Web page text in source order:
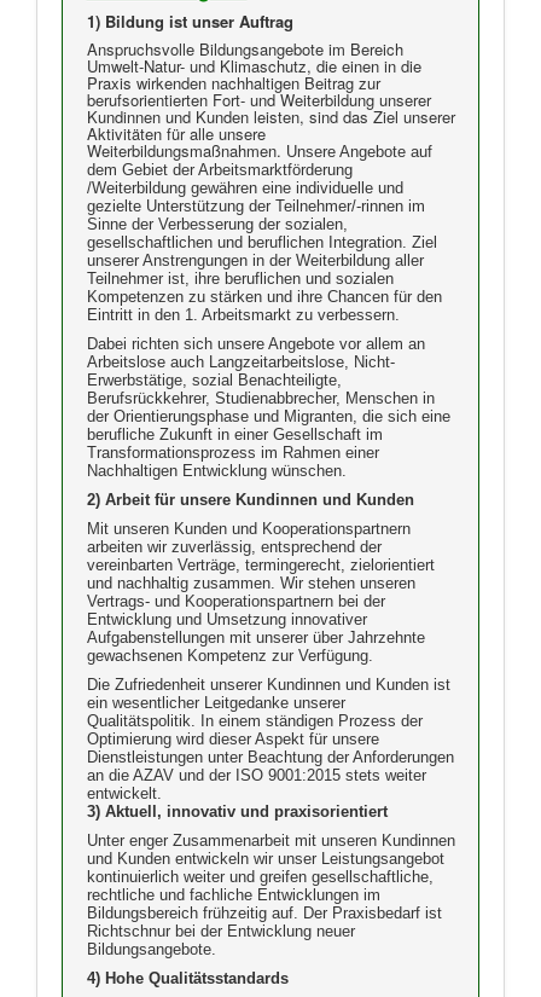
1) Bildung ist unser Auftrag
Anspruchsvolle Bildungsangebote im Bereich
Umwelt-Natur- und Klimaschutz, die einen in die
Praxis wirkenden nachhaltigen Beitrag zur
berufsorientierten Fort- und Weiterbildung unserer
Kundinnen und Kunden leisten, sind das Ziel unserer
Aktivitäten für alle unsere
Weiterbildungsmaßnahmen. Unsere Angebote auf
dem Gebiet der Arbeitsmarktförderung
/Weiterbildung gewähren eine individuelle und
gezielte Unterstützung der Teilnehmer/-rinnen im
Sinne der Verbesserung der sozialen,
gesellschaftlichen und beruflichen Integration. Ziel
unserer Anstrengungen in der Weiterbildung aller
Teilnehmer ist, ihre beruflichen und sozialen
Kompetenzen zu stärken und ihre Chancen für den
Eintritt in den 1. Arbeitsmarkt zu verbessern.
Dabei richten sich unsere Angebote vor allem an
Arbeitslose auch Langzeitarbeitslose, Nicht-
Erwerbstätige, sozial Benachteiligte,
Berufsrückkehrer, Studienabbrecher, Menschen in
der Orientierungsphase und Migranten, die sich eine
berufliche Zukunft in einer Gesellschaft im
Transformationsprozess im Rahmen einer
Nachhaltigen Entwicklung wünschen.
2) Arbeit für unsere Kundinnen und Kunden
Mit unseren Kunden und Kooperationspartnern
arbeiten wir zuverlässig, entsprechend der
vereinbarten Verträge, termingerecht, zielorientiert
und nachhaltig zusammen. Wir stehen unseren
Vertrags- und Kooperationspartnern bei der
Entwicklung und Umsetzung innovativer
Aufgabenstellungen mit unserer über Jahrzehnte
gewachsenen Kompetenz zur Verfügung.
Die Zufriedenheit unserer Kundinnen und Kunden ist
ein wesentlicher Leitgedanke unserer
Qualitätspolitik. In einem ständigen Prozess der
Optimierung wird dieser Aspekt für unsere
Dienstleistungen unter Beachtung der Anforderungen
an die AZAV und der ISO 9001:2015 stets weiter
entwickelt.
3) Aktuell, innovativ und praxisorientiert
Unter enger Zusammenarbeit mit unseren Kundinnen
und Kunden entwickeln wir unser Leistungsangebot
kontinuierlich weiter und greifen gesellschaftliche,
rechtliche und fachliche Entwicklungen im
Bildungsbereich frühzeitig auf. Der Praxisbedarf ist
Richtschnur bei der Entwicklung neuer
Bildungsangebote.
4) Hohe Qualitätsstandards